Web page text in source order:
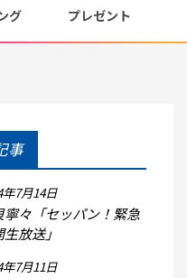
グ プレゼント
事
年7月14日
寧々「セッパン！緊急
放送」
7月11日